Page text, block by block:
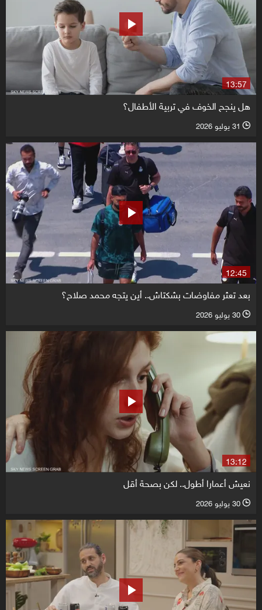
13:57
هل ينجح الخوف في تربية الأطفال؟
l 31 يوليو 2026
12:45
بعد تعثر مفاوضات بشكتاش.. أين يتجه محمد صلاح؟
l 30 يوليو 2026
13:12
نعيش أعمارا أطول.. لكن بصحة أقل
l 30 يوليو 2026